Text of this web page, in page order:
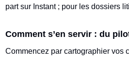
part sur Instant ; pour les dossiers
Comment s’en servir : du
Commencez par cartographier vos